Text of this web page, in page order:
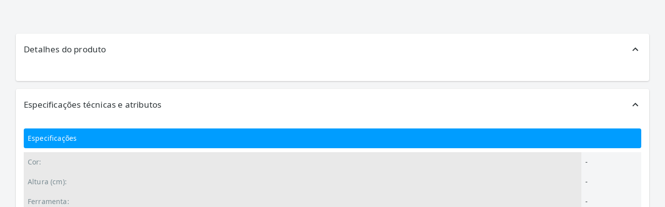
Detalhes do produto
Especificações técnicas e atributos
Especificações
Cor: -
Altura (cm): -
Ferramenta: -